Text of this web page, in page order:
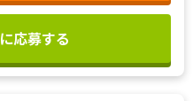
応募する